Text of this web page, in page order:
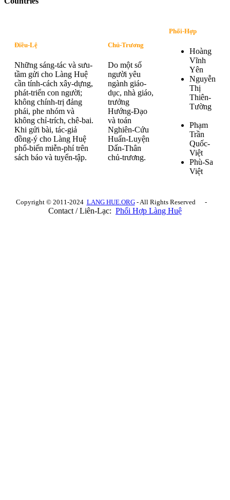
Điều-Lệ
Những sáng-tác và sưu-
tầm gửi cho Làng Huệ
cần tính-cách xây-dựng,
phát-triển con người;
không chính-trị đảng
phái, phe nhóm và
không chỉ-trích, chê-bai.
Khi gửi bài, tác-giả
đồng-ý cho Làng Huệ
phổ-biến miễn-phí trên
sách báo và tuyển-tập.
Chủ-Trương
Do một số
người yêu
ngành giáo-
dục, nhà giáo,
trưởng
Hướng-Đạo
và toán
Nghiên-Cứu
Huấn-Luyện
Dấn-Thân
chủ-trương.
Phối-Hợp
Hoàng
Vĩnh
Yên
Nguyễn
Thị
Thiên-
Tường
Phạm
Trần
Quốc-
Việt
Phù-Sa
Việt
Copyright © 2011-2024 LANG HUE.ORG- All Rights Reserved -
Contact / Liên-Lạc: Phối Hợp Làng Huệ